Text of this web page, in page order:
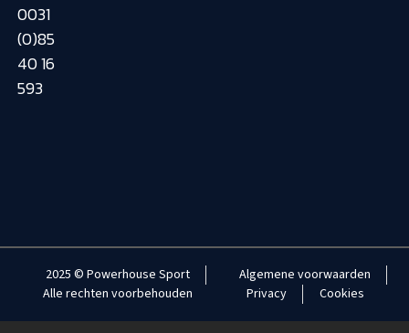
0031
(0)85
40 16
593
2025 © Powerhouse Sport
Alle rechten voorbehouden
Algemene voorwaarden
Privacy
Cookies